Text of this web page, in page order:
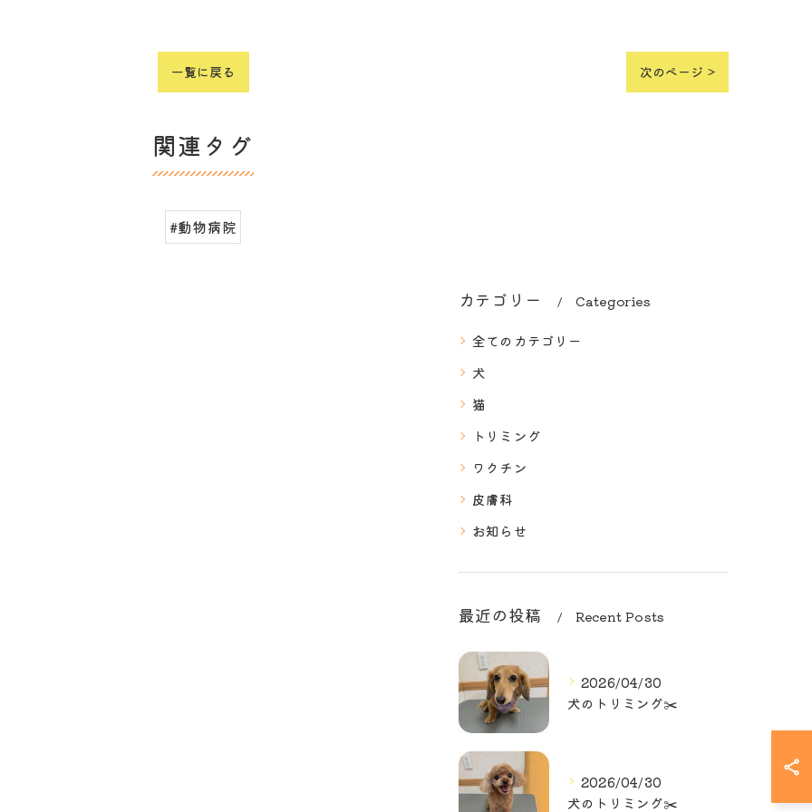
一覧に戻る 次のページ >
関連タグ
#動物病院
カテゴリー Categories
全てのカテゴリー
犬
猫
トリミング
ワクチン
皮膚科
お知らせ
最近の投稿 Recent Posts
2026/04/30
犬のトリミング✂️
2026/04/30
犬のトリミング✂️